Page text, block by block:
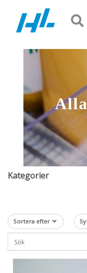
Kategorier
Sortera efter